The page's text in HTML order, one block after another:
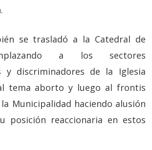
se trasladó a la Catedral de
a los sectores
y discriminadores de la Iglesia
tema aborto y luego al frontis
Municipalidad haciendo alusión
posición reaccionaria en estos